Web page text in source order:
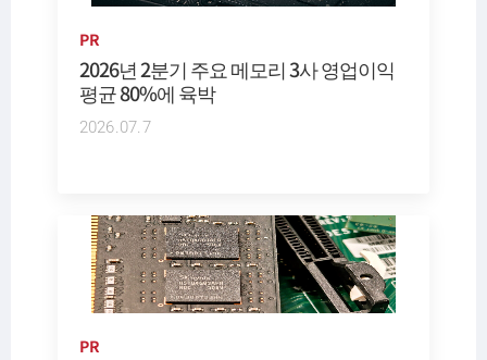
PR
2026년 2분기 주요 메모리 3사 영업이익
평균 80%에 육박
2026.07.7
PR